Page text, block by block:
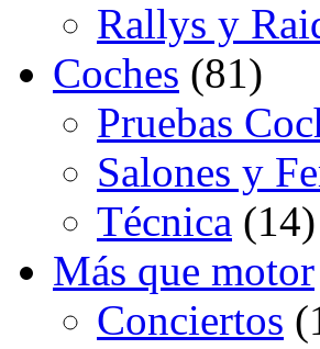
Rallys y
Coches (81)
Pruebas
Salones y
Técnica (14)
Más que motor
Conciertos